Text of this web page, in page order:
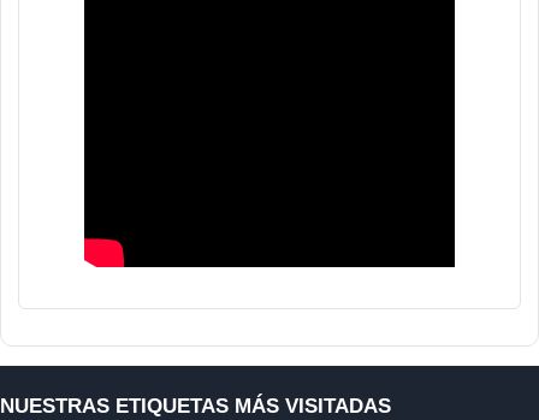
NUESTRAS ETIQUETAS MÁS VISITADAS